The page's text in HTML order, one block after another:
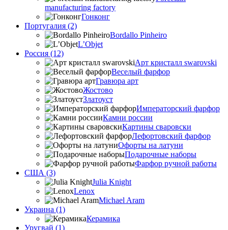
manufacturing factory
Гонконг
Португалия (2)
Bordallo Pinheiro
L’Objet
Россия (12)
Арт кристалл swarovski
Веселый фарфор
Гравюра арт
Жостово
Златоуст
Императорский фарфор
Камни россии
Картины сваровски
Лефортовский фарфор
Офорты на латуни
Подарочные наборы
Фарфор ручной работы
США (3)
Julia Knight
Lenox
Michael Aram
Украина (1)
Керамика
Уругвай (1)